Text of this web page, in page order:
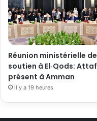
Réunion ministérielle de
soutien à El‑Qods: Attaf
présent à Amman
il y a 19 heures